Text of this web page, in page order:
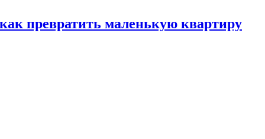
превратить маленькую квартиру